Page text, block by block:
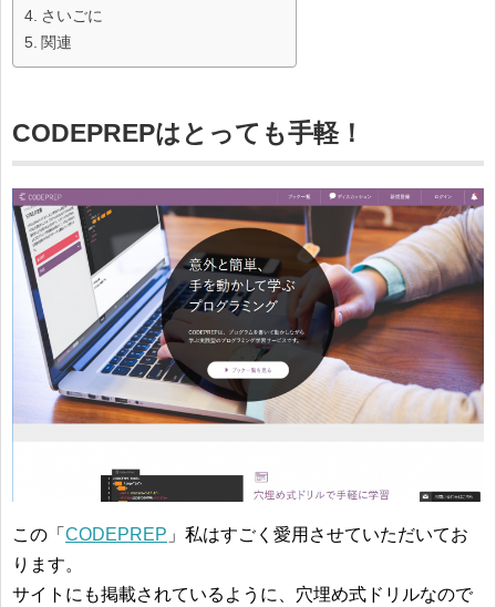
さいごに
関連
CODEPREPはとっても手軽！
この「 CODEPREP 」私はすごく愛用させていただいてお
ります。
サイトにも掲載されているように、穴埋め式ドリルなので